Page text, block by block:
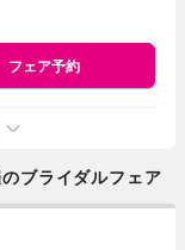
フェア予約
ブライダルフェア